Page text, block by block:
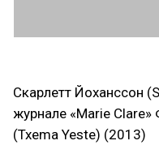
Скарлетт Йоханссон
журнале «Marie
(Txema Yeste) (2013)